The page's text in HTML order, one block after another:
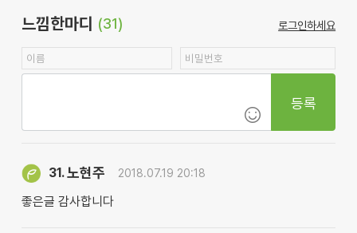
느낌한마디 (31) 로그인하세요
등록
31.노현주 2018.07.19 20:18
좋은글 감사합니다